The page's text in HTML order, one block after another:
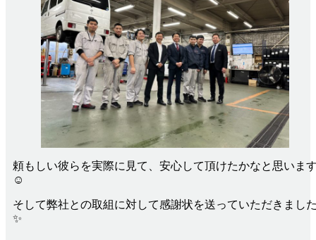
頼もしい彼らを実際に見て、安心して頂けたかなと思いま
☺
そして弊社との取組に対して感謝状を送っていただきまし
✨